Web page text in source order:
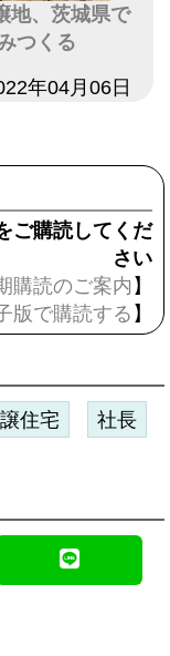
地、茨城県で
つくる
年04月06日
ご購読してくだ
さい
購読のご案内 】
版で購読する 】
住宅 社長